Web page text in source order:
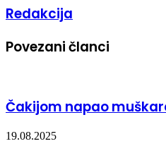
Redakcija
Povezani članci
Čakijom napao
19.08.2025